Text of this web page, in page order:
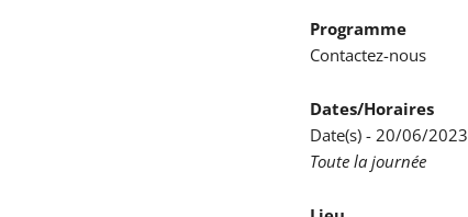
Programme
Contactez-nous
Dates/Horaires
Date(s) - 20/06/2023
Toute la journée